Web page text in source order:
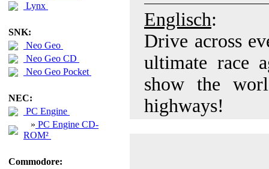
Lynx
SNK:
Neo Geo
Neo Geo CD
Neo Geo Pocket
NEC:
PC Engine
» PC Engine CD-
ROM²
Commodore:
Englisch:
Drive across
ultimate race
show the
highways!